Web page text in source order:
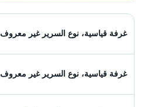
غرفة قياسية، نوع السرير غير معروف
غرفة قياسية، نوع السرير غير معروف